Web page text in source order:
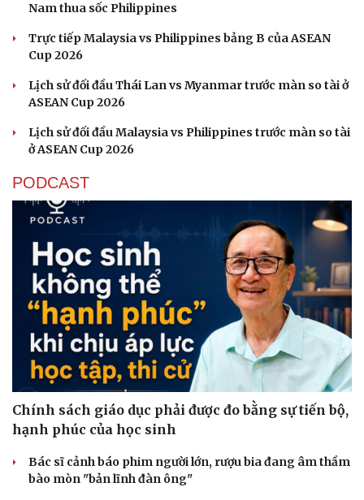
Nam thua sốc Philippines
Trực tiếp Malaysia vs Philippines bảng B của ASEAN
Cup 2026
Lịch sử đối đầu Thái Lan vs Myanmar trước màn so tài ở
ASEAN Cup 2026
Lịch sử đối đầu Malaysia vs Philippines trước màn so tài
ở ASEAN Cup 2026
PODCAST
Chính sách giáo dục phải được đo bằng sự tiến bộ,
hạnh phúc của học sinh
Bác sĩ cảnh báo phim người lớn, rượu bia đang âm thầm
bào mòn "bản lĩnh đàn ông"